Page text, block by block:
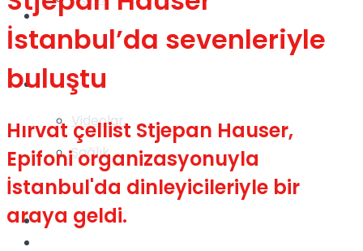
Videolar
Gündem
Yaşam
Sağlık
TV
İstanbul’da sevenleriyle
buluştu
Hırvat çellist Stjepan Hauser,
Epifoni organizasyonuyla
İstanbul'da dinleyicileriyle bir
araya geldi.